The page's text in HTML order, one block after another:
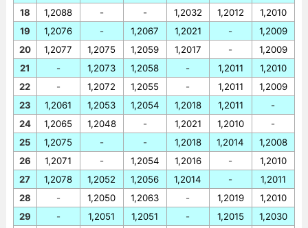
18
19
20
21
22
23
24
25
26
27
28
29
1,2088
1,2076
1,2077
-
-
1,2061
1,2065
1,2075
1,2071
1,2078
-
-
-
-
1,2075
1,2073
1,2072
1,2053
1,2048
-
-
1,2052
1,2050
1,2051
-
1,2067
1,2059
1,2058
1,2055
1,2054
-
-
1,2054
1,2056
1,2063
1,2051
1,2032
1,2021
1,2017
-
-
1,2018
1,2021
1,2018
1,2016
1,2014
-
-
1,2012
-
-
1,2011
1,2011
1,2011
1,2010
1,2014
-
-
1,2019
1,2015
1,2010
1,2009
1,2009
1,2010
1,2009
-
-
1,2008
1,2010
1,2011
1,2010
1,2030